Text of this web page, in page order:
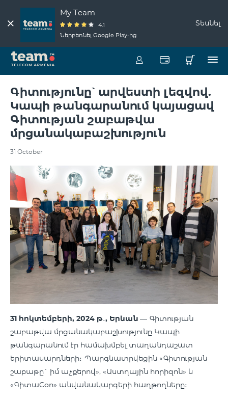
My Team
4.1
Ներբեռնել Google Play-ից
Տեսնել
Գիտությունը՝ արվեստի լեզվով.
Կապի թանգարանում կայացավ
Գիտության շաբաթվա
մրցանակաբաշխություն
31 October
31 հոկտեմբերի, 2024 թ․, Երևան — Գիտության
շաբաթվա մրցանակաբաշխությունը Կապի
թանգարանում էր համախմբել տաղանդաշատ
երիտասարդների։ Պարգևատրվեցին «Գիտության
շաբաթը` իմ աչքերով», «Աստղային հորիզոն» և
«ԳիտաCon» անվանակարգերի հաղթողները։